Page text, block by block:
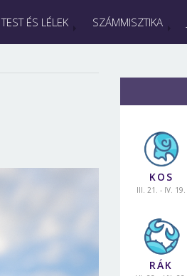
TEST ÉS LÉLEK SZÁMMISZTIKA
KOS
III. 21. - IV. 19.
RÁK